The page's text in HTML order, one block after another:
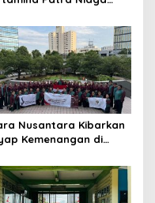
Binaan dengan
Kemanusiaan dan
Nusantara Kibarkan
Kemenangan di